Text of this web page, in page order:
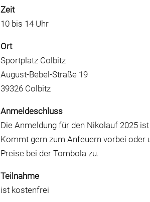
Zeit
10 bis 14 Uhr
Ort
Sportplatz Colbitz
August-Bebel-Straße 19
39326 Colbitz
Anmeldeschluss
Die Anmeldung für den Nikolauf 2025
Kommt gern zum Anfeuern vorbei oder
Preise bei der Tombola zu.
Teilnahme
ist kostenfrei